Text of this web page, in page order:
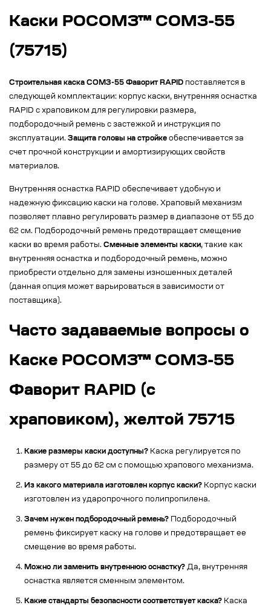
Каски РОСОМЗ™ СОМЗ-55
(75715)
Строительная каска СОМЗ-55 Фаворит RAPID поставляется в
следующей комплектации: корпус каски, внутренняя оснастка
RAPID с храповиком для регулировки размера,
подбородочный ремень с застежкой и инструкция по
эксплуатации. Защита головы на стройке обеспечивается за
счет прочной конструкции и амортизирующих свойств
материалов.
Внутренняя оснастка RAPID обеспечивает удобную и
надежную фиксацию каски на голове. Храповый механизм
позволяет плавно регулировать размер в диапазоне от 55 до
62 см. Подбородочный ремень предотвращает смещение
каски во время работы. Сменные элементы каски, такие как
внутренняя оснастка и подбородочный ремень, можно
приобрести отдельно для замены изношенных деталей
(данная опция может варьироваться в зависимости от
поставщика).
Часто задаваемые вопросы о
Каске РОСОМЗ™ СОМЗ-55
Фаворит RAPID (с
храповиком), желтой 75715
Какие размеры каски доступны? Каска регулируется по
размеру от 55 до 62 см с помощью храпового механизма.
Из какого материала изготовлен корпус каски? Корпус каски
изготовлен из ударопрочного полипропилена.
Зачем нужен подбородочный ремень? Подбородочный
ремень фиксирует каску на голове и предотвращает ее
смещение во время работы.
Можно ли заменить внутреннюю оснастку? Да, внутренняя
оснастка является сменным элементом.
Какие стандарты безопасности соответствует каска? Каска